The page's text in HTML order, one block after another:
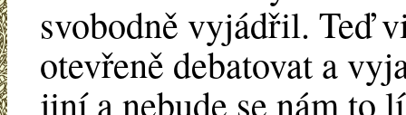
svobodně vyjádřil. Teď
otevřeně debatovat a
jiní a nebude se nám to